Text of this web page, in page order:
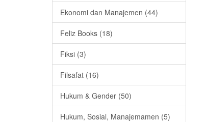
Ekonomi dan Manajemen (44)
Feliz Books (18)
Fiksi (3)
Filsafat (16)
Hukum & Gender (50)
Hukum, Sosial, Manajemamen (5)